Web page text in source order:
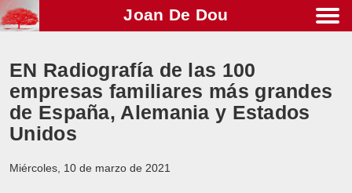
Joan De Dou
EN Radiografía de las 100
empresas familiares más grandes
de España, Alemania y Estados
Unidos
Miércoles, 10 de marzo de 2021